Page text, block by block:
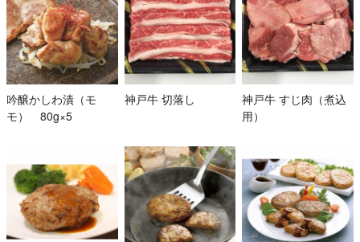
吟醸かしわ漬（モ
モ） 80g×5
神戸牛 切落し
神戸牛 すじ肉（煮込
用）